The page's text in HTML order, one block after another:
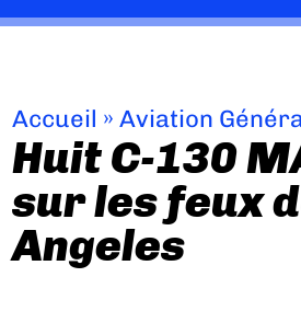
Accueil »Aviation
Huit C-130
sur les feux
Angeles